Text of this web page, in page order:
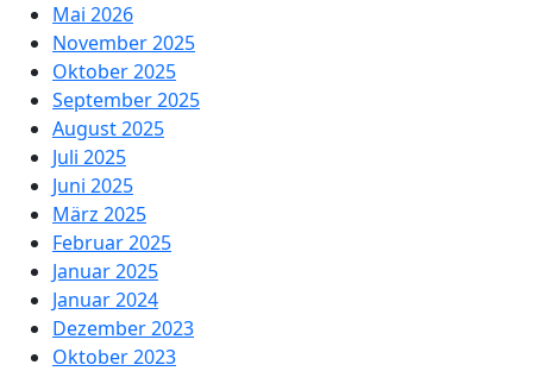
Mai 2026
November 2025
Oktober 2025
September 2025
August 2025
Juli 2025
Juni 2025
März 2025
Februar 2025
Januar 2025
Januar 2024
Dezember 2023
Oktober 2023